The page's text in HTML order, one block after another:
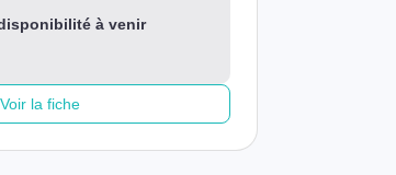
à venir
Voir la fiche